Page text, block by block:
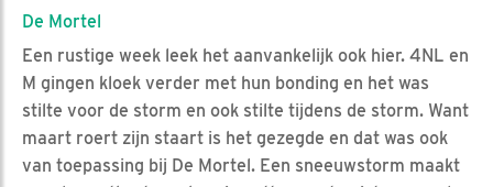
De Mortel
Een rustige week leek het aanvankelijk ook hier. 4NL en
M gingen kloek verder met hun bonding en het was
stilte voor de storm en ook stilte tijdens de storm. Want
maart roert zijn staart is het gezegde en dat was ook
van toepassing bij De Mortel. Een sneeuwstorm maakt